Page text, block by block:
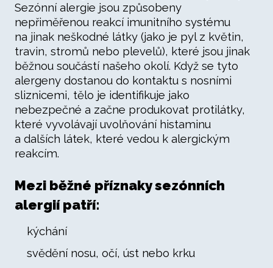
Sezónní alergie jsou způsobeny
nepřiměřenou reakcí imunitního systému
na jinak neškodné látky (jako je pyl z květin,
travin, stromů nebo plevelů), které jsou jinak
běžnou součástí našeho okolí. Když se tyto
alergeny dostanou do kontaktu s nosními
sliznicemi, tělo je identifikuje jako
nebezpečné a začne produkovat protilátky,
které vyvolávají uvolňování histaminu
a dalších látek, které vedou k alergickým
reakcím.
Mezi běžné příznaky sezónních
alergií patří:
kýchání
svědění nosu, očí, úst nebo krku